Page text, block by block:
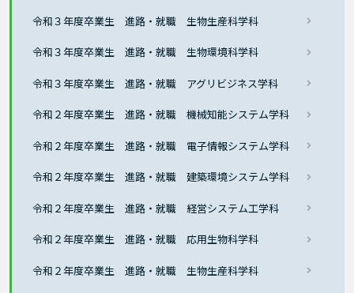
令和３年度卒業生 進路・就職 生物生産科学科
令和３年度卒業生 進路・就職 生物環境科学科
令和３年度卒業生 進路・就職 アグリビジネス学科
令和２年度卒業生 進路・就職 機械知能システム学科
令和２年度卒業生 進路・就職 電子情報システム学科
令和２年度卒業生 進路・就職 建築環境システム学科
令和２年度卒業生 進路・就職 経営システム工学科
令和２年度卒業生 進路・就職 応用生物科学科
令和２年度卒業生 進路・就職 生物生産科学科